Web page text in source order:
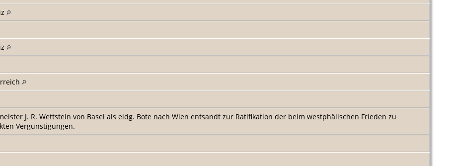
J. R. Wettstein von Basel als eidg. Bote nach Wien entsandt zur Ratifikation der beim westphälischen Frieden zu
Vergünstigungen.